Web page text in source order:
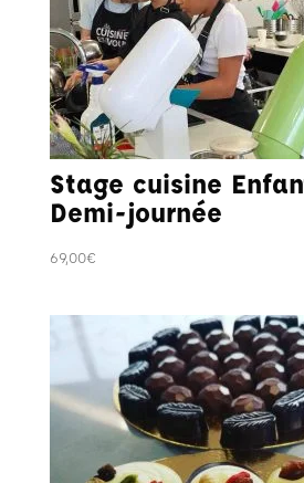
Stage cuisine
Demi-journée
69,00€